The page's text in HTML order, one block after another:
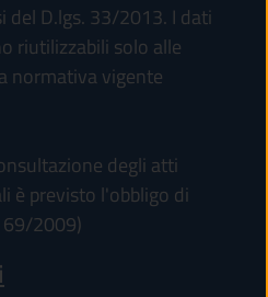
del D.lgs. 33/2013. I dati
riutilizzabili solo alle
normativa vigente
degli atti
è previsto l'obbligo di
69/2009)